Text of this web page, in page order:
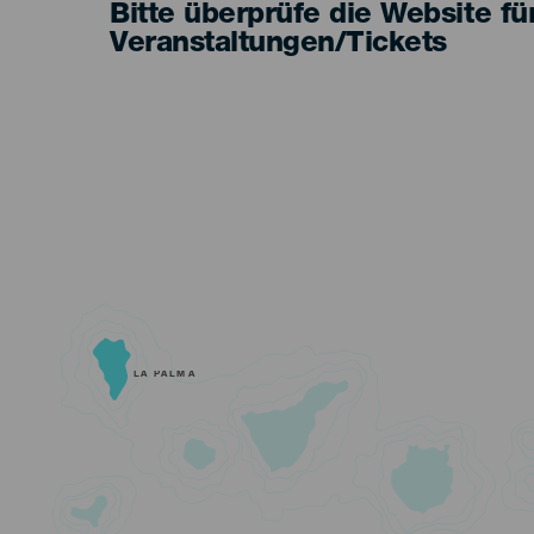
Bitte überprüfe die Website
Veranstaltungen/Tickets
LA PALMA